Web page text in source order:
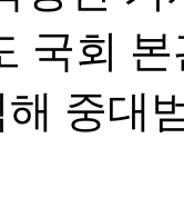
국회
중대